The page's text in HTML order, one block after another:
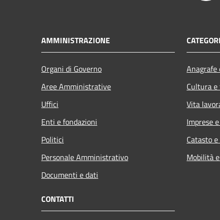
AMMINISTRAZIONE
Organi di Governo
Aree Amministrative
Uffici
Enti e fondazioni
Politici
Personale Amministrativo
Documenti e dati
Cultura
Vita
Imprese
Catasto
Mobilità
CONTATTI